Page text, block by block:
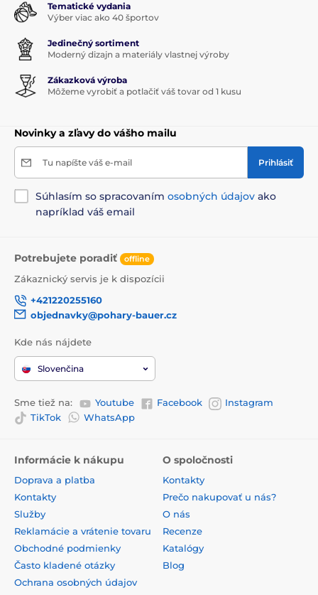
Tematické vydania
Výber viac ako 40 športov
Jedinečný sortiment
Moderný dizajn a materiály vlastnej výroby
Zákazková výroba
Môžeme vyrobiť a potlačiť váš tovar od 1 kusu
Novinky a zľavy do vášho mailu
Tu napíšte váš e-mail Prihlásiť
Súhlasím so spracovaním osobných údajov ako
napríklad váš email
Potrebujete poradiť offline
Zákaznický servis je k dispozícii
+421220255160
objednavky@pohary-bauer.cz
Kde nás nájdete
Slovenčina
Sme tiež na: Youtube Facebook
Instagram
TikTok
WhatsApp
Informácie k nákupu
Doprava a platba
Kontakty
Služby
Reklamácie a vrátenie tovaru
Obchodné podmienky
Často kladené otázky
Ochrana osobných údajov
O spoločnosti
Kontakty
Prečo nakupovať u nás?
O nás
Recenze
Katalógy
Blog